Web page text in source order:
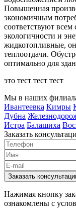
Повышенная
экономичным
соответствуют
экологичности и
жидкотопливные,
теплоотдачи.
оптимально для
это тест тест тест
Мы в наших
Ивантеевка Кимры
Дубна
Истра Балашиха
Заказать
Нажимая кнопку
ознакомлены с